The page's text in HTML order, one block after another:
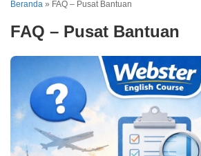
Beranda » FAQ – Pusat Bantuan
FAQ – Pusat Bantuan